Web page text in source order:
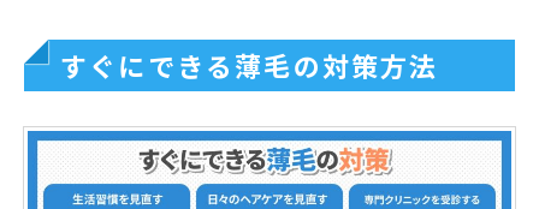
すぐにできる薄毛の対策方法